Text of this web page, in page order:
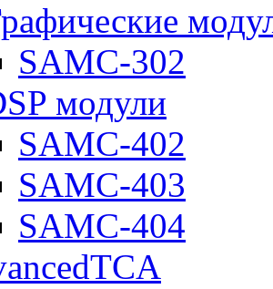
SAMC-302
модули
SAMC-402
SAMC-403
SAMC-404